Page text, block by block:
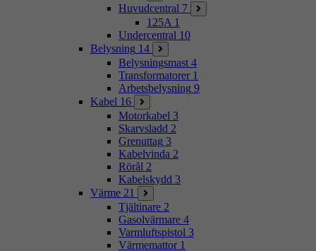
Huvudcentral 7
125A 1
Undercentral 10
Belysning 14
Belysningsmast 4
Transformatorer 1
Arbetsbelysning 9
Kabel 16
Motorkabel 3
Skarvsladd 2
Grenuttag 3
Kabelvinda 2
Rörål 2
Kabelskydd 3
Värme 21
Tjältinare 2
Gasolvärmare 4
Varmluftspistol 3
Värmemattor 1